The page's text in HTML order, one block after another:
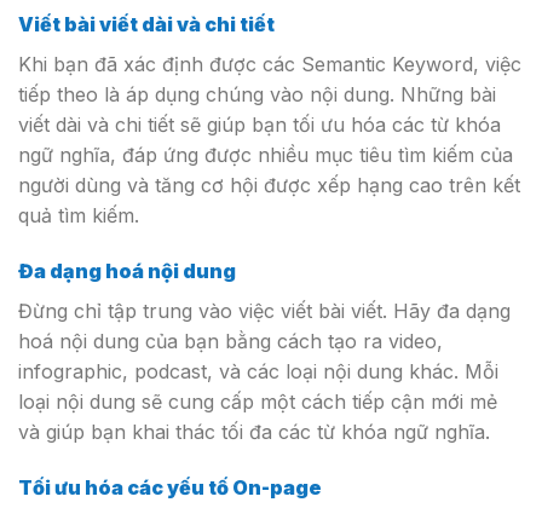
Viết bài viết dài và chi tiết
Khi bạn đã xác định được các Semantic Keyword, việc
tiếp theo là áp dụng chúng vào nội dung. Những bài
viết dài và chi tiết sẽ giúp bạn tối ưu hóa các từ khóa
ngữ nghĩa, đáp ứng được nhiều mục tiêu tìm kiếm của
người dùng và tăng cơ hội được xếp hạng cao trên kết
quả tìm kiếm.
Đa dạng hoá nội dung
Đừng chỉ tập trung vào việc viết bài viết. Hãy đa dạng
hoá nội dung của bạn bằng cách tạo ra video,
infographic, podcast, và các loại nội dung khác. Mỗi
loại nội dung sẽ cung cấp một cách tiếp cận mới mẻ
và giúp bạn khai thác tối đa các từ khóa ngữ nghĩa.
Tối ưu hóa các yếu tố On-page